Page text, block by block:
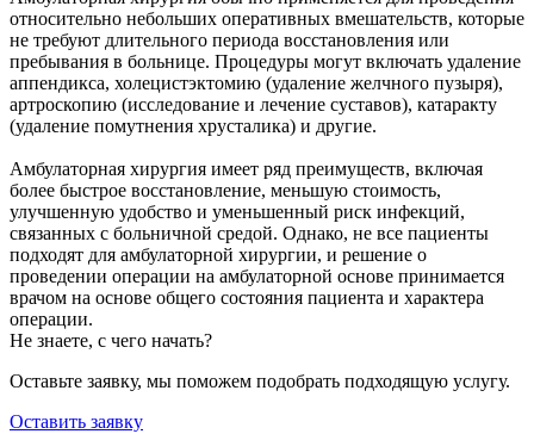
относительно небольших оперативных вмешательств, которые
не требуют длительного периода восстановления или
пребывания в больнице. Процедуры могут включать удаление
аппендикса, холецистэктомию (удаление желчного пузыря),
артроскопию (исследование и лечение суставов), катаракту
(удаление помутнения хрусталика) и другие.
Амбулаторная хирургия имеет ряд преимуществ, включая
более быстрое восстановление, меньшую стоимость,
улучшенную удобство и уменьшенный риск инфекций,
связанных с больничной средой. Однако, не все пациенты
подходят для амбулаторной хирургии, и решение о
проведении операции на амбулаторной основе принимается
врачом на основе общего состояния пациента и характера
операции.
Не знаете, с чего начать?
Оставьте заявку, мы поможем подобрать подходящую услугу.
Оставить заявку